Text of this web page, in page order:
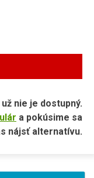
nie je dostupný.
a pokúsime sa
nájsť alternatívu.